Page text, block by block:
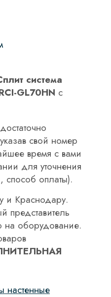
система
GL70HN с
свой номер
время с вами
для уточнения
способ оплаты).
и Краснодару.
представитель
на оборудование.
настенные